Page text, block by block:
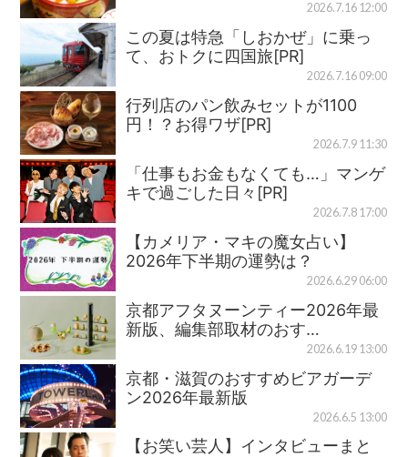
2026.7.16 12:00
この夏は特急「しおかぜ」に乗っ
て、おトクに四国旅[PR]
2026.7.16 09:00
行列店のパン飲みセットが1100
円！？お得ワザ[PR]
2026.7.9 11:30
「仕事もお金もなくても…」マンゲ
キで過ごした日々[PR]
2026.7.8 17:00
【カメリア・マキの魔女占い】
2026年下半期の運勢は？
2026.6.29 06:00
京都アフタヌーンティー2026年最
新版、編集部取材のおす…
2026.6.19 13:00
京都・滋賀のおすすめビアガーデ
ン2026年最新版
2026.6.5 13:00
【お笑い芸人】インタビューまと